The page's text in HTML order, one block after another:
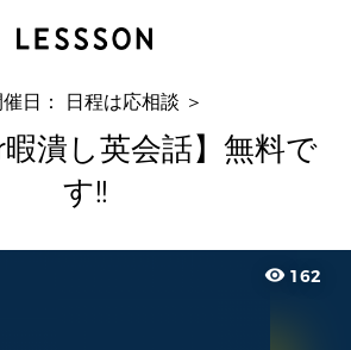
心者or暇潰し英会話】無料です!!
催日： 日程は応相談 ＞
暇潰し英会話】無料で
す!!
visibility 162